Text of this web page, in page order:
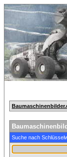
Suche nach